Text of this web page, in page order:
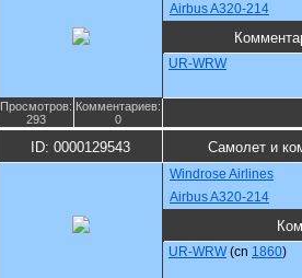
Airbus A320-214
UR-WRW
Просмотров:
293
Комментариев:
0
ID: 0000129543 Самолет и
Windrose Airlines
Airbus A320-214
UR-WRW (cn 1860)